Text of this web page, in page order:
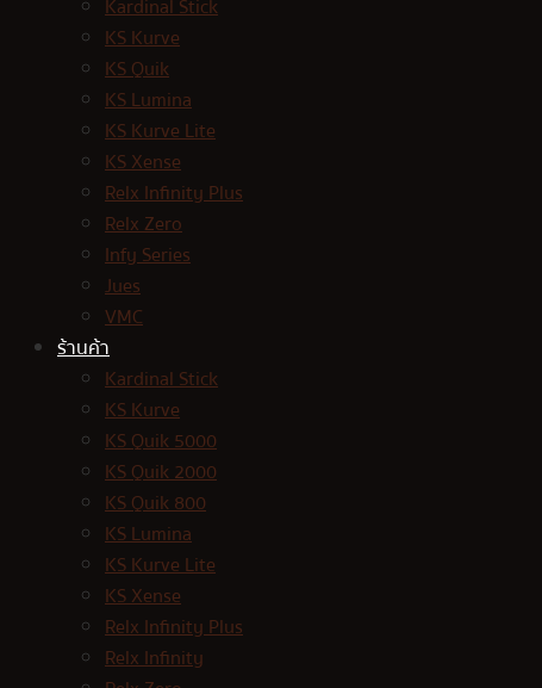
Kardinal Stick
KS Kurve
KS Quik
KS Lumina
KS Kurve Lite
KS Xense
Relx Infinity Plus
Relx Zero
Infy Series
Jues
VMC
ร้านค้า
Kardinal Stick
KS Kurve
KS Quik 5000
KS Quik 2000
KS Quik 800
KS Lumina
KS Kurve Lite
KS Xense
Relx Infinity Plus
Relx Infinity